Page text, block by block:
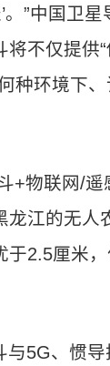
’。”中国卫
不仅提供
种环境下
+物联网/遥
龙江的无人
于2.5厘米
与5G、惯